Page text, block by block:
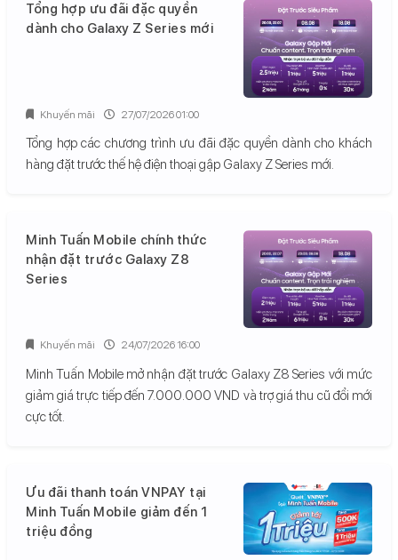
Tổng hợp ưu đãi đặc quyền
dành cho Galaxy Z Series mới
Tổng hợp các chương trình ưu đãi đặc quyền dành cho khách
hàng đặt trước thế hệ điện thoại gập Galaxy Z Series mới.
Khuyến mãi 27/07/2026 01:00
Minh Tuấn Mobile chính thức
nhận đặt trước Galaxy Z8
Series
Minh Tuấn Mobile mở nhận đặt trước Galaxy Z8 Series với mức
giảm giá trực tiếp đến 7.000.000 VND và trợ giá thu cũ đổi mới
cực tốt.
Khuyến mãi 24/07/2026 16:00
Ưu đãi thanh toán VNPAY tại
Minh Tuấn Mobile giảm đến 1
triệu đồng